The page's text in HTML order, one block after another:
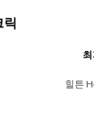
릭
호텔 정보 보기
힐튼